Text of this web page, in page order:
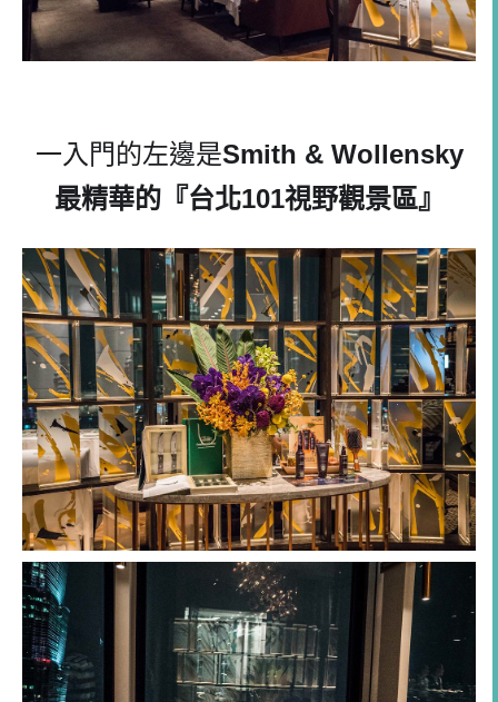
一入門的左邊是Smith & Wollensky
最精華的『台北101視野觀景區』